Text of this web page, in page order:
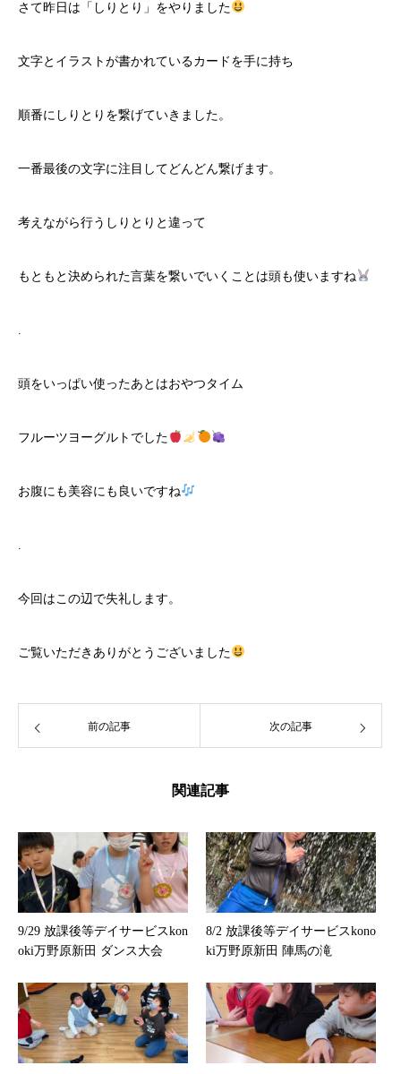
さて昨日は「しりとり」をやりました
文字とイラストが書かれているカードを手に持ち
順番にしりとりを繋げていきました。
一番最後の文字に注目してどんどん繋げます。
考えながら行うしりとりと違って
もともと決められた言葉を繋いでいくことは頭も使いますね
.
頭をいっぱい使ったあとはおやつタイム
フルーツヨーグルトでした
お腹にも美容にも良いですね
.
今回はこの辺で失礼します。
ご覧いただきありがとうございました
前の記事 次の記事
関連記事
9/29 放課後等デイサービスkon
oki万野原新田 ダンス大会
8/2 放課後等デイサービスkono
ki万野原新田 陣馬の滝